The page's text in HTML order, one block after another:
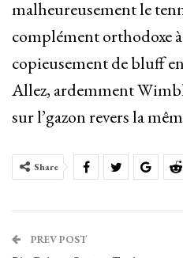
malheureusement le
complément orthodoxe
copieusement de bluff
Allez, ardemment
sur l’gazon revers la
Share
PREV POST